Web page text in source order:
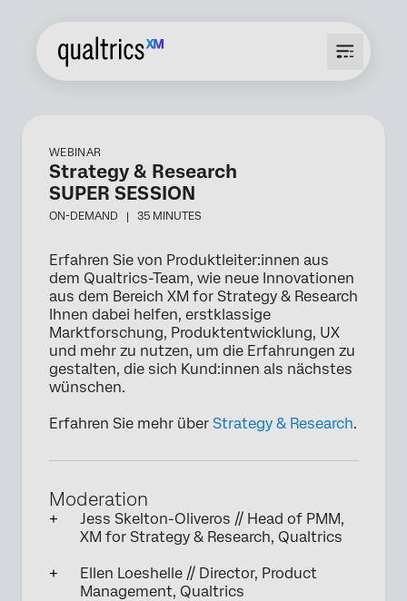
WEBINAR
Strategy & Research
SUPER SESSION
ON-DEMAND | 35 MINUTES
Erfahren Sie von Produktleiter:innen aus
dem Qualtrics-Team, wie neue Innovationen
aus dem Bereich XM for Strategy & Research
Ihnen dabei helfen, erstklassige
Marktforschung, Produktentwicklung, UX
und mehr zu nutzen, um die Erfahrungen zu
gestalten, die sich Kund:innen als nächstes
wünschen.
Erfahren Sie mehr über Strategy & Research.
Moderation
Jess Skelton-Oliveros // Head of PMM,
XM for Strategy & Research, Qualtrics
Ellen Loeshelle // Director, Product
Management, Qualtrics